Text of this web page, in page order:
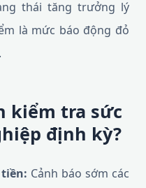
thái tăng trưởng lý
là mức báo động đỏ
kiểm tra sức
định kỳ?
Cảnh báo sớm các